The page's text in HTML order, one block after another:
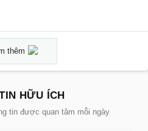
thêm
HỮU ÍCH
tin được quan tâm mỗi ngày